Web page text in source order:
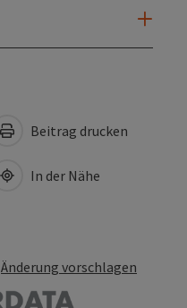
Beitrag drucken
In der Nähe
Änderung vorschlagen